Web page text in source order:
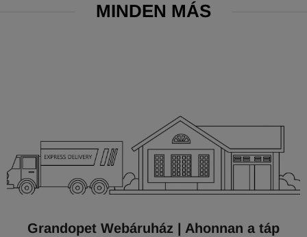
MINDEN MÁS
Grandopet Webáruház | Ahonnan a táp